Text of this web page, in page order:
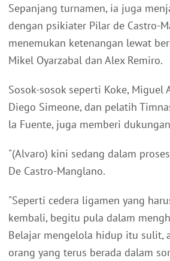
Sepanjang turnamen, ia juga
dengan psikiater Pilar de Castro-
menemukan ketenangan lewat
Mikel Oyarzabal dan Alex Remiro.
Sosok-sosok seperti Koke, Miguel
Diego Simeone, dan pelatih
la Fuente, juga memberi
"(Alvaro) kini sedang dalam
De Castro-Manglano.
"Seperti cedera ligamen yang
kembali, begitu pula dalam
Belajar mengelola hidup itu sulit,
orang yang terus berada dalam